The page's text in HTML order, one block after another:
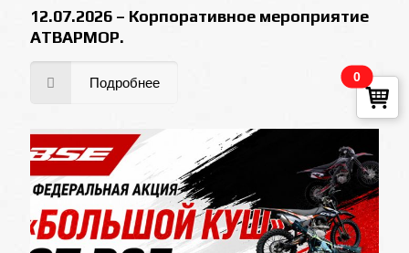
12.07.2026 – Корпоративное мероприятие
АТВАРМОР.
Подробнее 0